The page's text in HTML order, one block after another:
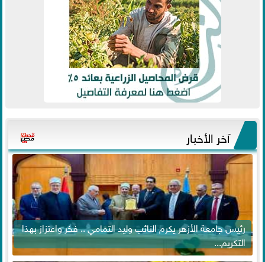
آخر الأخبار
رئيس جامعة الأزهر يكرم النائب وليد التمامي .. فخر واعتزاز بهذا
التكريم...